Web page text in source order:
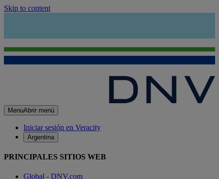
Skip to content
MenuAbrir menú
Iniciar sesión en Veracity
Argentina
PRINCIPALES SITIOS WEB
Global - DNV.com